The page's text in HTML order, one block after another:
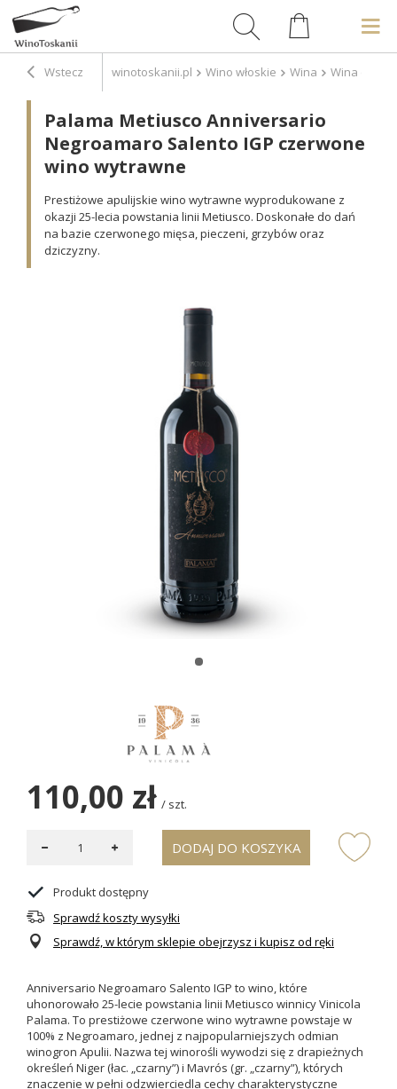
Wstecz winotoskanii.pl Wino włoskie Wina Wina
Palama Metiusco Anniversario
Negroamaro Salento IGP czerwone
wino wytrawne
Prestiżowe apulijskie wino wytrawne wyprodukowane z
okazji 25-lecia powstania linii Metiusco. Doskonałe do dań
na bazie czerwonego mięsa, pieczeni, grzybów oraz
dziczyzny.
110,00 zł / szt.
DODAJ DO KOSZYKA
Produkt dostępny
Sprawdź koszty wysyłki
Sprawdź, w którym sklepie obejrzysz i kupisz od ręki
Anniversario Negroamaro Salento IGP to wino, które
uhonorowało 25-lecie powstania linii Metiusco winnicy Vinicola
Palama. To prestiżowe czerwone wino wytrawne powstaje w
100% z Negroamaro, jednej z najpopularniejszych odmian
winogron Apulii. Nazwa tej winorośli wywodzi się z drapieżnych
określeń Niger (łac. „czarny”) i Mavrós (gr. „czarny”), których
znaczenie w pełni odzwierciedla cechy charakterystyczne